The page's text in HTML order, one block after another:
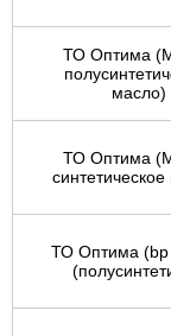
ТО Оптима
масло)
ТО Оптима
ТО Оптима (bp